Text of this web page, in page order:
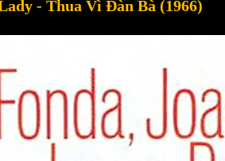
- Thua Vì Đàn Bà (1966)